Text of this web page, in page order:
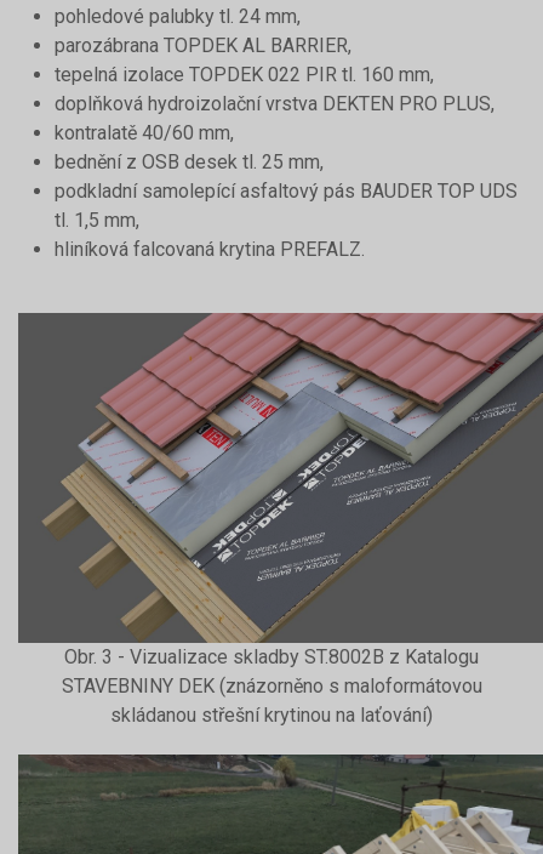
pohledové palubky tl. 24 mm,
parozábrana TOPDEK AL BARRIER,
tepelná izolace TOPDEK 022 PIR tl. 160 mm,
doplňková hydroizolační vrstva DEKTEN PRO PLUS,
kontralatě 40/60 mm,
bednění z OSB desek tl. 25 mm,
podkladní samolepící asfaltový pás BAUDER TOP UDS
tl. 1,5 mm,
hliníková falcovaná krytina PREFALZ.
Obr. 3 - Vizualizace skladby ST.8002B z Katalogu
STAVEBNINY DEK (znázorněno s maloformátovou
skládanou střešní krytinou na laťování)